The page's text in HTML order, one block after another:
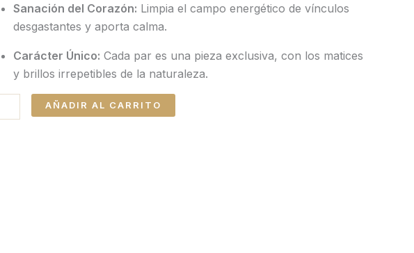
Sanación del Corazón: Limpia el campo energético de vínculos
desgastantes y aporta calma.
Carácter Único: Cada par es una pieza exclusiva, con los matices
y brillos irrepetibles de la naturaleza.
AÑADIR AL CARRITO